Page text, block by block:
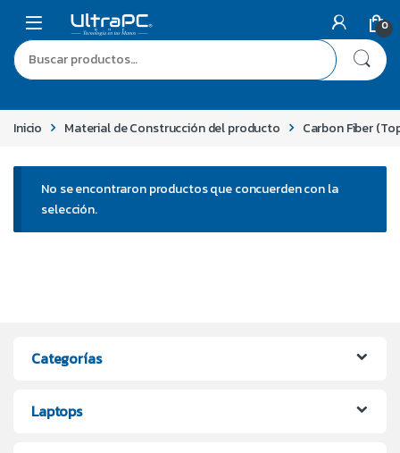
0
Inicio Material de Construcción del producto Carbon Fiber
No se encontraron productos que concuerden con la
selección.
Categorías
Laptops